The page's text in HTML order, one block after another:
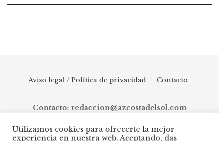
Aviso legal / Política de privacidad Contacto
Contacto: redaccion@azcostadelsol.com
Utilizamos cookies para ofrecerte la mejor
experiencia en nuestra web. Aceptando, das